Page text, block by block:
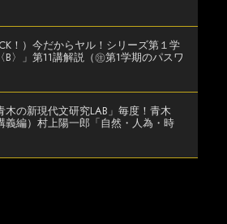
！）今だからヤル！シリーズ第１学
〉」第11講解説（㊟第1学期のパスワ
の新現代文研究LAB」毎度！青木
編）村上陽一郎「自然・人為・時